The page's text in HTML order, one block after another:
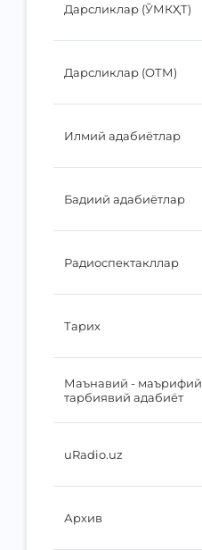
Дарсликлар (ЎМКҲТ)
Дарсликлар (ОТМ)
Илмий адабиётлар
Бадиий адабиётлар
Радиоспектакллар
Тарих
Маънавий - маърифий ва
тарбиявий адабиёт
uRadio.uz
Архив